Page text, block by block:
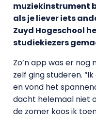
muziekinstrument
als je liever iets
Zuyd Hogeschool
studiekiezers
Zo’n app was er
zelf ging studeren.
en vond het
dacht helemaal niet
de zomer koos ik